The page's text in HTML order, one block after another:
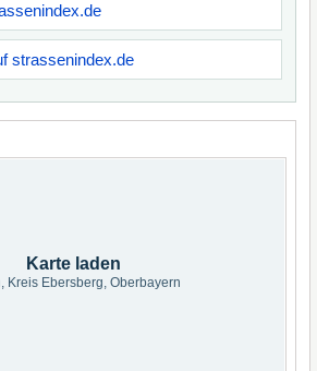
strassenindex.de
Karte laden
Kreis Ebersberg, Oberbayern